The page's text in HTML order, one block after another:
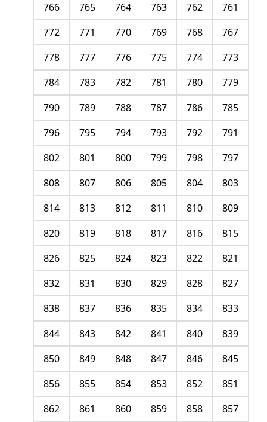
761
762
763
764
765
766
767
768
769
770
771
772
773
774
775
776
777
778
779
780
781
782
783
784
785
786
787
788
789
790
791
792
793
794
795
796
797
798
799
800
801
802
803
804
805
806
807
808
809
810
811
812
813
814
815
816
817
818
819
820
821
822
823
824
825
826
827
828
829
830
831
832
833
834
835
836
837
838
839
840
841
842
843
844
845
846
847
848
849
850
851
852
853
854
855
856
857
858
859
860
861
862